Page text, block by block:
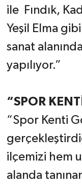
ile Fındık,
Yeşil Elma
sanat
yapılıyor.”
“SPOR
“Spor Kenti
ilçemizi hem
alanda